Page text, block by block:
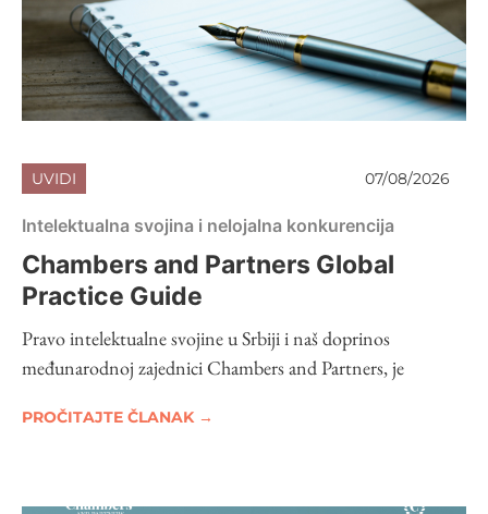
UVIDI 07/08/2026
Intelektualna svojina i nelojalna konkurencija
Chambers and Partners Global
Practice Guide
Pravo intelektualne svojine u Srbiji i naš doprinos
međunarodnoj zajednici Chambers and Partners, je
PROČITAJTE ČLANAK →